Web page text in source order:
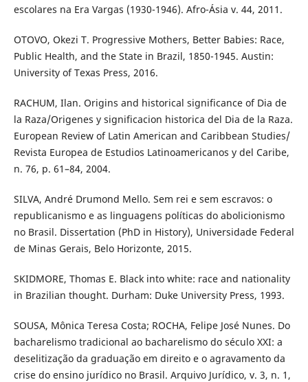
escolares na Era Vargas (1930-1946). Afro-Ásia v. 44, 2011.
OTOVO, Okezi T. Progressive Mothers, Better Babies: Race,
Public Health, and the State in Brazil, 1850-1945. Austin:
University of Texas Press, 2016.
RACHUM, Ilan. Origins and historical significance of Dia de
la Raza/Origenes y significacion historica del Dia de la Raza.
European Review of Latin American and Caribbean Studies/
Revista Europea de Estudios Latinoamericanos y del Caribe,
n. 76, p. 61–84, 2004.
SILVA, André Drumond Mello. Sem rei e sem escravos: o
republicanismo e as linguagens políticas do abolicionismo
no Brasil. Dissertation (PhD in History), Universidade Federal
de Minas Gerais, Belo Horizonte, 2015.
SKIDMORE, Thomas E. Black into white: race and nationality
in Brazilian thought. Durham: Duke University Press, 1993.
SOUSA, Mônica Teresa Costa; ROCHA, Felipe José Nunes. Do
bacharelismo tradicional ao bacharelismo do século XXI: a
deselitização da graduação em direito e o agravamento da
crise do ensino jurídico no Brasil. Arquivo Jurídico, v. 3, n. 1,